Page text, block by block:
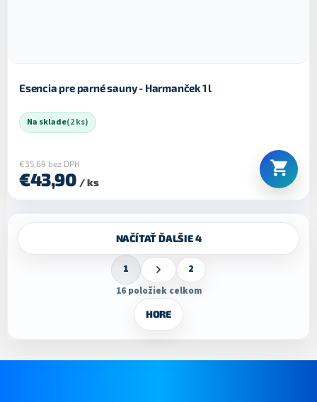
Esencia pre parné sauny - Harmanček 1 l
Na sklade(2 ks)
€35,69 bez DPH
€43,90 / ks
r
NAČÍTAŤ ĎALŠIE 4
S
t
r
á
n
k
o
1
2
16položiek celkom
HORE